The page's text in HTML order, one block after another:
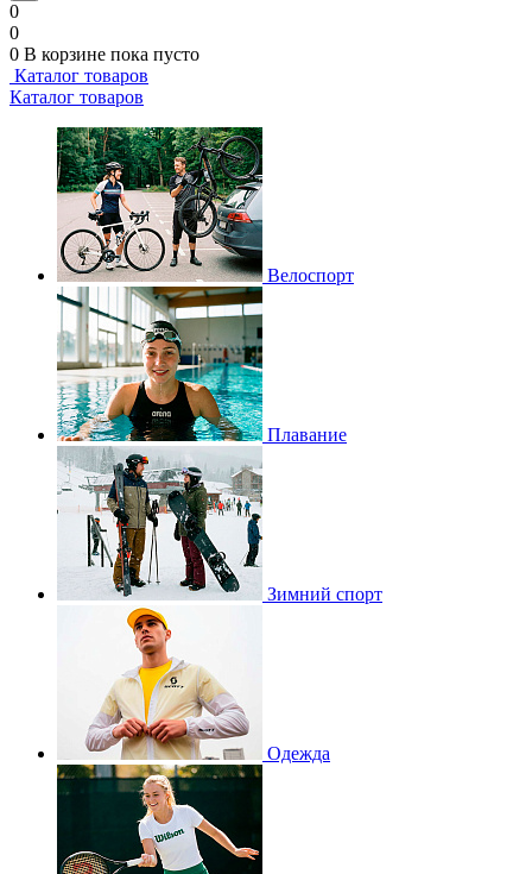
0
0
0 В корзине пока пусто
Каталог товаров
Каталог товаров
Велоспорт
Плавание
Зимний спорт
Одежда